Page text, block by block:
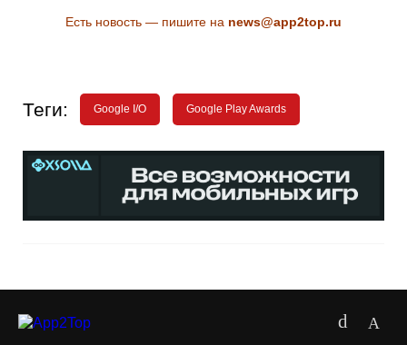
Есть новость — пишите на news@app2top.ru
Теги: Google I/O Google Play Awards